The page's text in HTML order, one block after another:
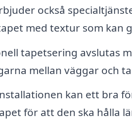
också
med textur som kan
tapetsering avslutas
mellan väggar och
kan ett bra
för att den ska hålla